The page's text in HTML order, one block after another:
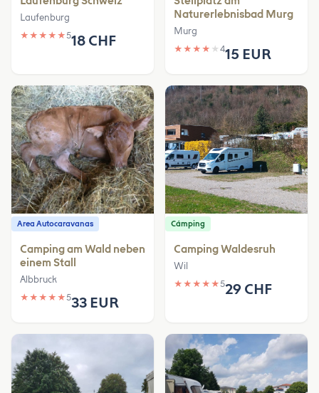
Laufenburg
★ ★ ★ ★ ★518 CHF
Naturerlebnisbad Murg
Murg
★ ★ ★ ★ ★ 415 EUR
Area Autocaravanas
Camping am Wald neben
einem Stall
Albbruck
★ ★ ★ ★ ★533 EUR
Cámping
Camping Waldesruh
Wil
★ ★ ★ ★ ★529 CHF